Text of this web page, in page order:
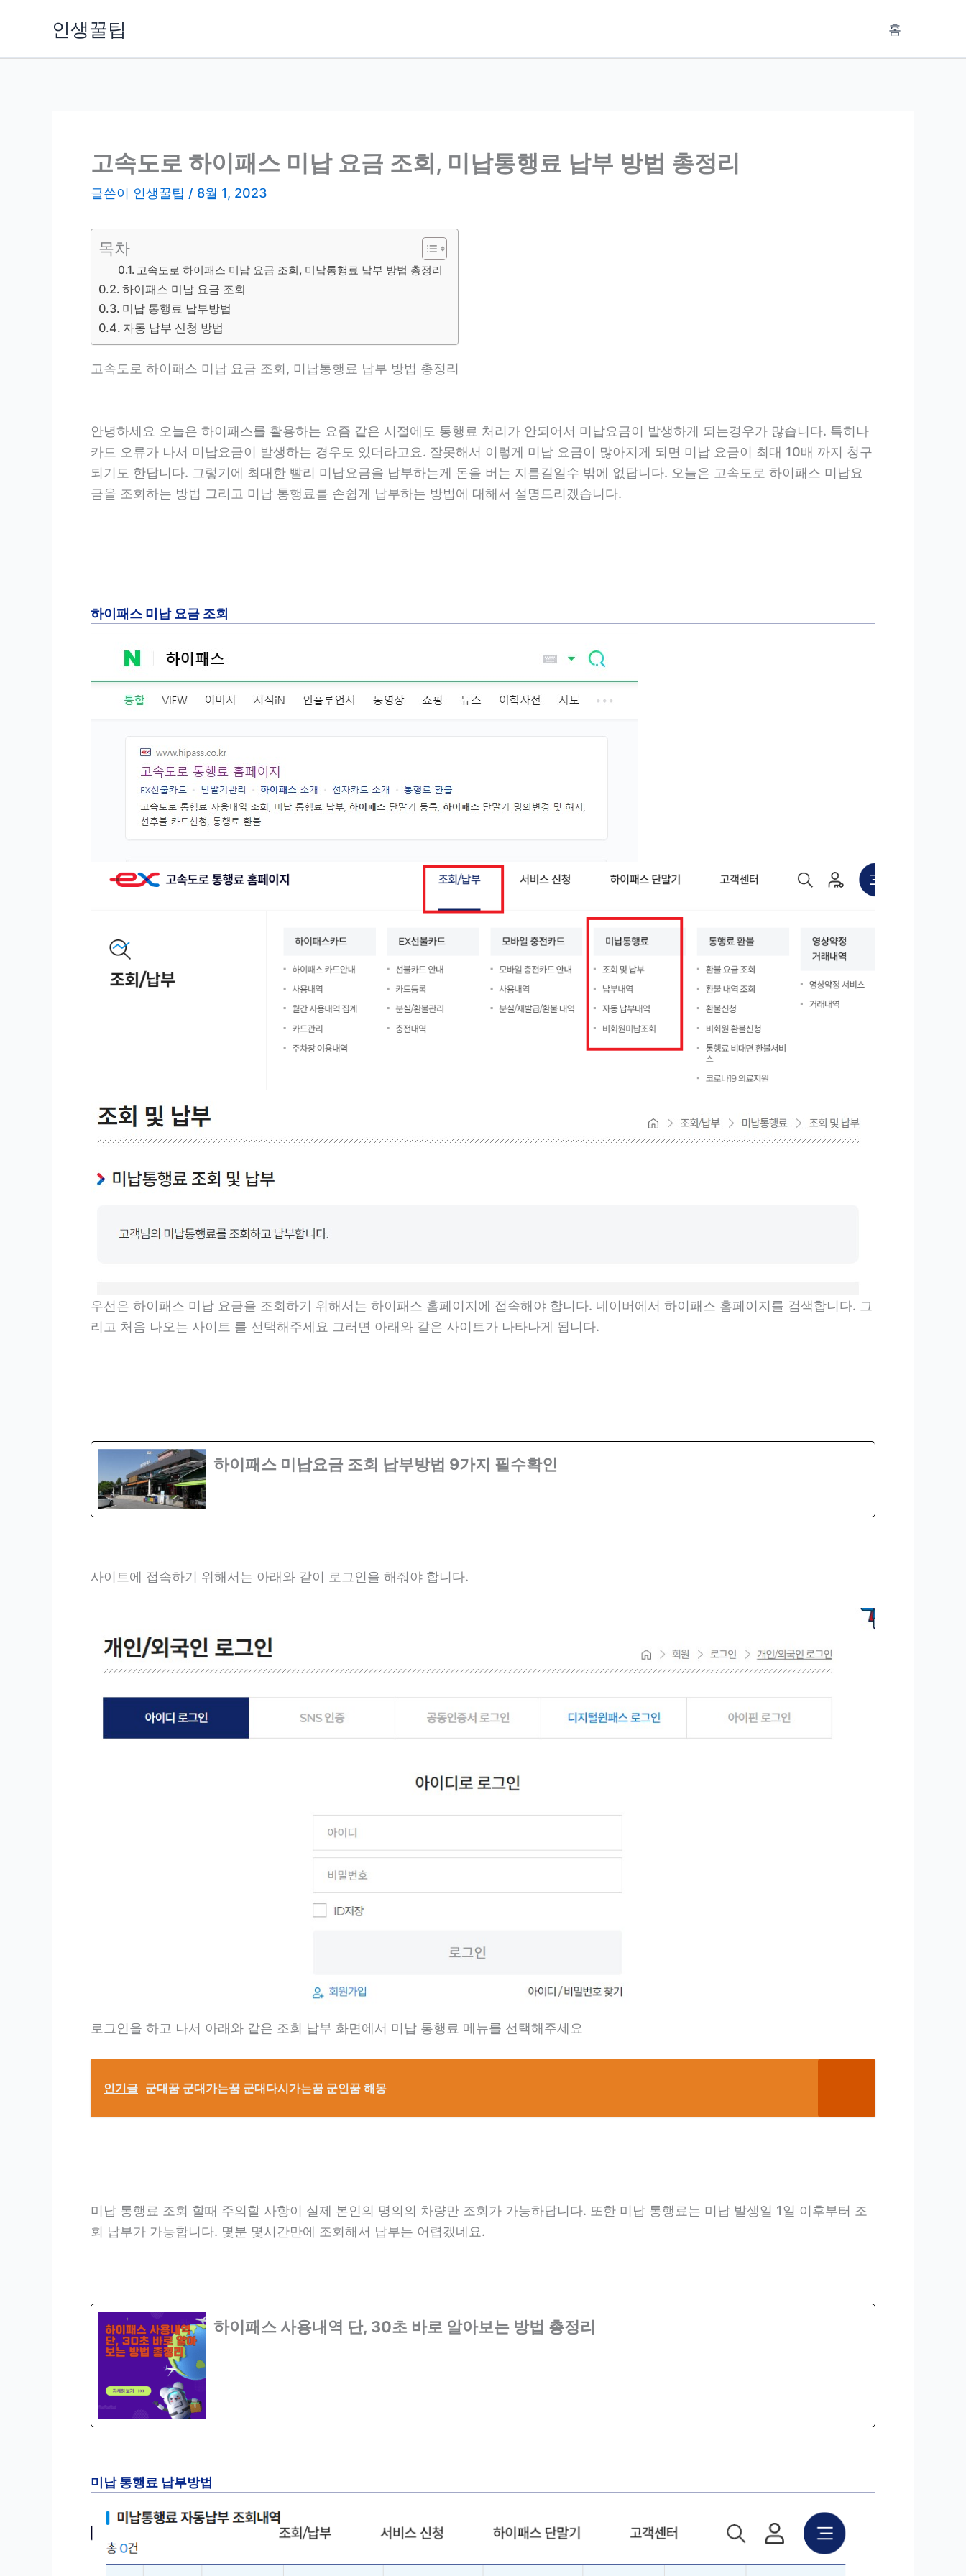
인생꿀팁 홈
고속도로 하이패스 미납 요금 조회, 미납통행료 납부 방법 총정리
글쓴이 인생꿀팁 / 8월 1, 2023
목차
고속도로 하이패스 미납 요금 조회, 미납통행료 납부 방법 총정리
하이패스 미납 요금 조회
미납 통행료 납부방법
자동 납부 신청 방법
고속도로 하이패스 미납 요금 조회, 미납통행료 납부 방법 총정리
안녕하세요 오늘은 하이패스를 활용하는 요즘 같은 시절에도 통행료 처리가 안되어서 미납요금이 발생하게 되는경우가 많습니다. 특히나
카드 오류가 나서 미납요금이 발생하는 경우도 있더라고요. 잘못해서 이렇게 미납 요금이 많아지게 되면 미납 요금이 최대 10배 까지 청구
되기도 한답니다. 그렇기에 최대한 빨리 미납요금을 납부하는게 돈을 버는 지름길일수 밖에 없답니다. 오늘은 고속도로 하이패스 미납요
금을 조회하는 방법 그리고 미납 통행료를 손쉽게 납부하는 방법에 대해서 설명드리겠습니다.
하이패스 미납 요금 조회
우선은 하이패스 미납 요금을 조회하기 위해서는 하이패스 홈페이지에 접속해야 합니다. 네이버에서 하이패스 홈페이지를 검색합니다. 그
리고 처음 나오는 사이트 를 선택해주세요 그러면 아래와 같은 사이트가 나타나게 됩니다.
하이패스 미납요금 조회 납부방법 9가지 필수확인
사이트에 접속하기 위해서는 아래와 같이 로그인을 해줘야 합니다.
로그인을 하고 나서 아래와 같은 조회 납부 화면에서 미납 통행료 메뉴를 선택해주세요
인기글 군대꿈 군대가는꿈 군대다시가는꿈 군인꿈 해몽
미납 통행료 조회 할때 주의할 사항이 실제 본인의 명의의 차량만 조회가 가능하답니다. 또한 미납 통행료는 미납 발생일 1일 이후부터 조
회 납부가 가능합니다. 몇분 몇시간만에 조회해서 납부는 어렵겠네요.
하이패스 사용내역 단, 30초 바로 알아보는 방법 총정리
미납 통행료 납부방법